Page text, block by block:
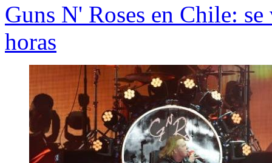
Guns N' Roses en Chile:
horas